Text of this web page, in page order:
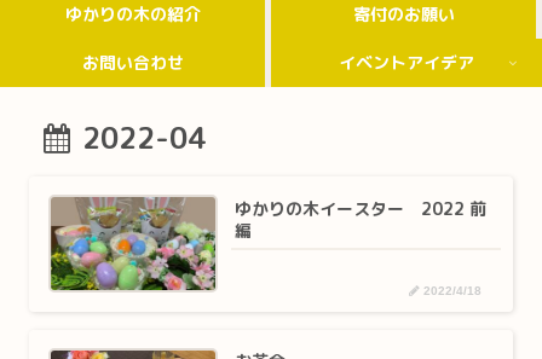
ゆかりの木の紹介 寄付のお願い
お問い合わせ イベントアイデア
2022-04
ゆかりの木イースター 2022 前
編
2022/4/18